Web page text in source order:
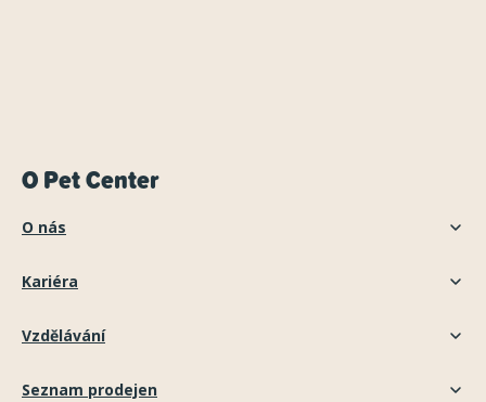
O Pet Center
O nás
Kariéra
Vzdělávání
Seznam prodejen